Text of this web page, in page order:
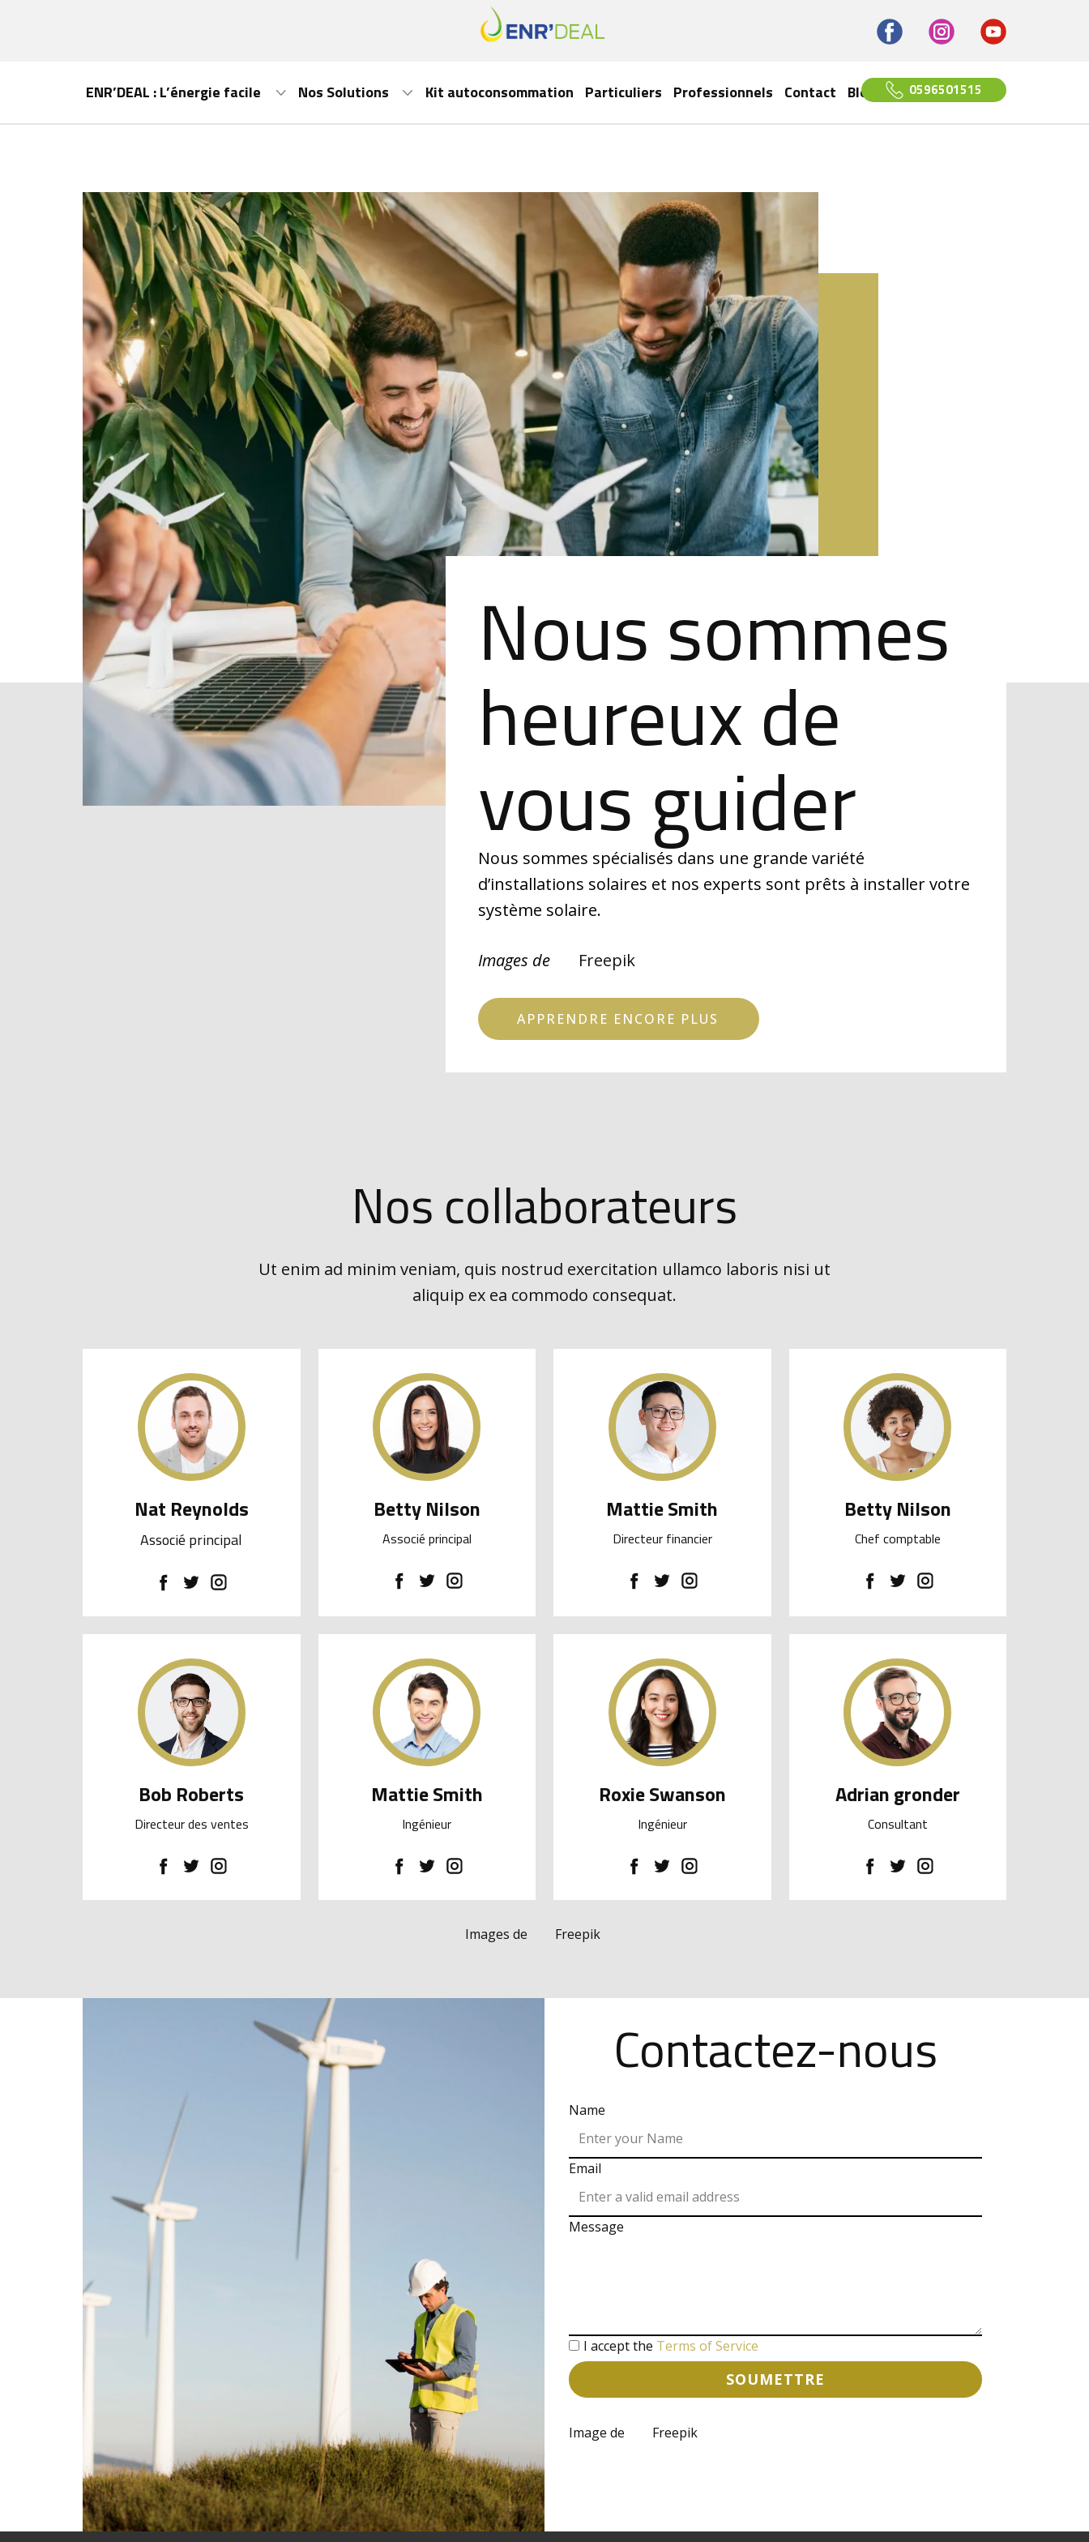
ENR’DEAL : L’énergie facile Nos Solutions Kit autoconsommation Particuliers Professionnels Contact Blog 0596501515
Nous sommes
heureux de
vous guider
Nous sommes spécialisés dans une grande variété
d’installations solaires et nos experts sont prêts à installer votre
système solaire.
Images de Freepik
APPRENDRE ENCORE PLUS
Nos collaborateurs
Ut enim ad minim veniam, quis nostrud exercitation ullamco laboris nisi ut
aliquip ex ea commodo consequat.
Nat Reynolds
Associé principal
Betty Nilson
Associé principal
Mattie Smith
Directeur financier
Betty Nilson
Chef comptable
Bob Roberts
Directeur des ventes
Mattie Smith
Ingénieur
Roxie Swanson
Ingénieur
Adrian gronder
Consultant
Images de Freepik
Contactez-nous
Name
Email
Message
I accept the Terms of Service
SOUMETTRE
Image de Freepik